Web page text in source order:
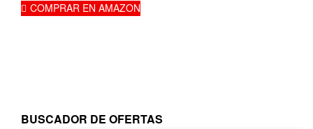
57,92€.
COMPRAR EN AMAZON
BUSCADOR DE OFERTAS